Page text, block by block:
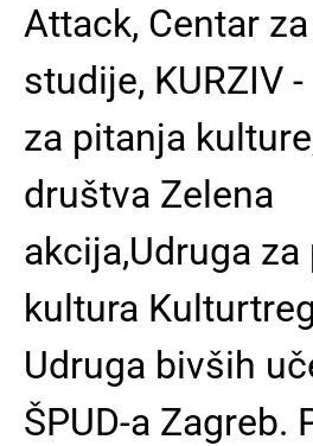
Attack, Centar
studije, KURZIV
za pitanja
društva Zelena
akcija,Udruga
kultura
Udruga bivših
ŠPUD-a Zagreb.